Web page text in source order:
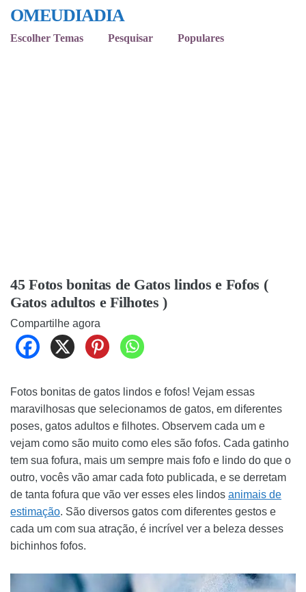
OMEUDIADIA
Escolher Temas Pesquisar Populares
45 Fotos bonitas de Gatos lindos e Fofos (
Gatos adultos e Filhotes )
Compartilhe agora
Fotos bonitas de gatos lindos e fofos! Vejam essas
maravilhosas que selecionamos de gatos, em diferentes
poses, gatos adultos e filhotes. Observem cada um e
vejam como são muito como eles são fofos. Cada gatinho
tem sua fofura, mais um sempre mais fofo e lindo do que o
outro, vocês vão amar cada foto publicada, e se derretam
de tanta fofura que vão ver esses eles lindos animais de
estimação. São diversos gatos com diferentes gestos e
cada um com sua atração, é incrível ver a beleza desses
bichinhos fofos.